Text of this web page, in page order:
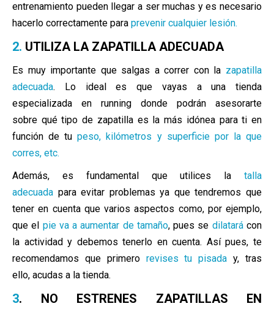
entrenamiento pueden llegar a ser muchas y es necesario
hacerlo correctamente para prevenir cualquier lesión.
2. UTILIZA LA ZAPATILLA ADECUADA
Es muy importante que salgas a correr con la zapatilla
adecuada. Lo ideal es que vayas a una tienda
especializada en running donde podrán asesorarte
sobre qué tipo de zapatilla es la más idónea para ti en
función de tupeso, kilómetros y superficie por la que
corres, etc.
Además, es fundamental que utilices la talla
adecuada para evitar problemas ya que tendremos que
tener en cuenta que varios aspectos como, por ejemplo,
que el pie va a aumentar de tamaño, pues se dilatarácon
la actividad y debemos tenerlo en cuenta. Así pues, te
recomendamos que primero revises tu pisada y, tras
ello, acudas a la tienda.
3. NO ESTRENES ZAPATILLAS EN